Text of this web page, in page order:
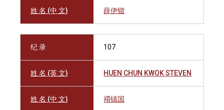
姓 名 (中 文) 薛伊锴
纪 录 107
姓 名 (英 文) HUEN CHUN KWOK STEVEN
姓 名 (中 文) 禤镇国